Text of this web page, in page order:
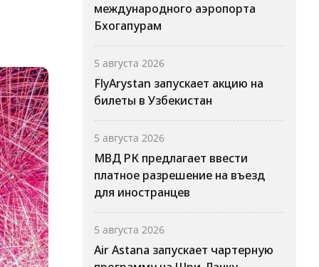
международного аэропорта
Бхогапурам
5 августа 2026
FlyArystan запускает акцию на
билеты в Узбекистан
5 августа 2026
МВД РК предлагает ввести
платное разрешение на въезд
для иностранцев
5 августа 2026
Air Astana запускает чартерную